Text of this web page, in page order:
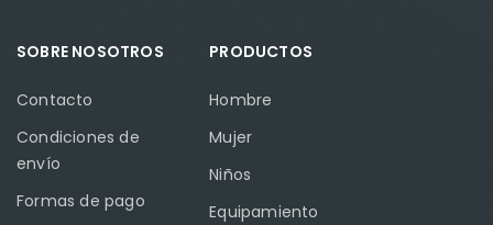
SOBRE NOSOTROS
Contacto
Condiciones de
envío
Formas de pago
PRODUCTOS
Hombre
Mujer
Niños
Equipamiento